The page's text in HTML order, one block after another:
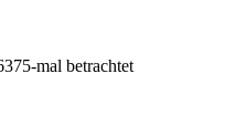
mal betrachtet